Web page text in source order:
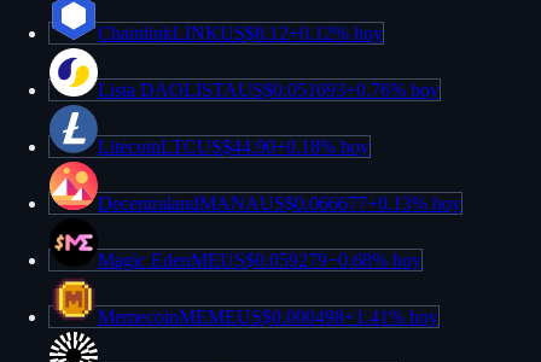
ChainlinkLINKUS$8.12+0.12% hoy
Lista DAOLISTAUS$0.051693+0.76% hoy
LitecoinLTCUS$44.90+0.18% hoy
DecentralandMANAUS$0.066677+0.13% hoy
Magic EdenMEUS$0.059279−0.68% hoy
MemecoinMEMEUS$0.000498+1.41% hoy